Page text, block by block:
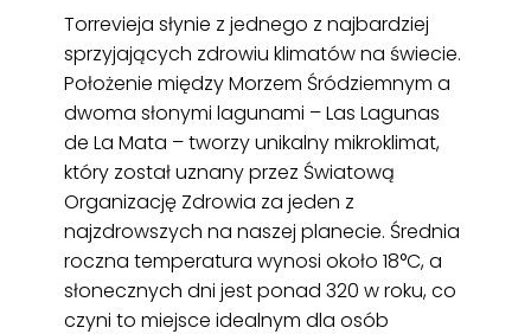
Torrevieja słynie z jednego z najbardziej
sprzyjających zdrowiu klimatów na świecie.
Położenie między Morzem Śródziemnym a
dwoma słonymi lagunami – Las Lagunas
de La Mata – tworzy unikalny mikroklimat,
który został uznany przez Światową
Organizację Zdrowia za jeden z
najzdrowszych na naszej planecie. Średnia
roczna temperatura wynosi około 18°C, a
słonecznych dni jest ponad 320 w roku, co
czyni to miejsce idealnym dla osób